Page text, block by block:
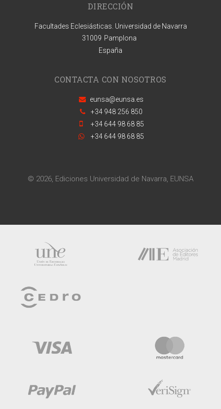
DIRECCIÓN
Facultades Eclesiásticas. Universidad de Navarra
31009 Pamplona
España
CONTACTA CON NOSOTROS
eunsa@eunsa.es
+34 948 256 850
+34 644 98 68 85
+34 644 98 68 85
© 2026, Ediciones Universidad de Navarra, EUNSA